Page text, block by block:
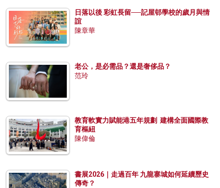
日落以後 彩虹長留──記屋邨學校的歲月與情
誼
陳章華
老公，是必需品？還是奢侈品？
范玲
教育軟實力賦能港五年規劃 建構全面國際教
育樞紐
陳偉倫
書展2026｜走過百年 九龍寨城如何延續歷史
傳奇？